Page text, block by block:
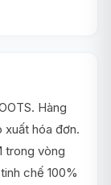
Hàng
xuất hóa đơn.
trong vòng
chế 100%